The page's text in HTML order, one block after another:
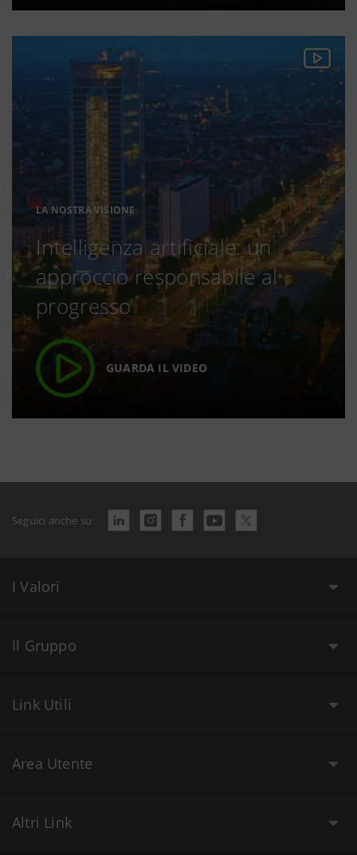
LA NOSTRA VISIONE
Intelligenza artificiale: un
approccio responsabile al
progresso
GUARDA IL VIDEO
Seguici anche su
I Valori
Il Gruppo
Link Utili
Area Utente
Altri Link